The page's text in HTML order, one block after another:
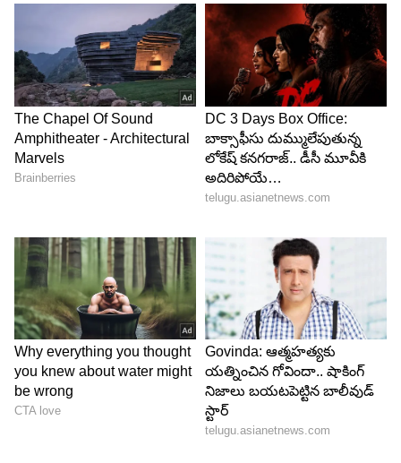
ఉద్యోగ బాధ్యతలు సమర్థంగా నిర్వహించలేరు. బంధు
మిత్రులతో మాటపట్టింపులు కలుగుతాయి. దూర
ప్రయాణాలు వాయిదా వేయడం మంచిది. కుటుంబ
బాధ్యతలు పెరుగుతాయి. వ్యాపారాలలో నూతన
పెట్టుబడులు నష్టం కలిగిస్తాయి.